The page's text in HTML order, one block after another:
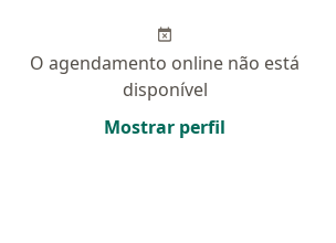
O agendamento online não está
disponível
Mostrar perfil